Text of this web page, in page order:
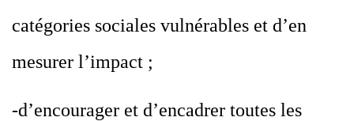
catégories sociales vulnérables et d’en
mesurer l’impact ;
-d’encourager et d’encadrer toutes les